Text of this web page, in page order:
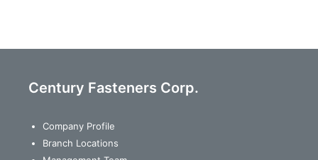
Century Fasteners Corp.
Company Profile
Branch Locations